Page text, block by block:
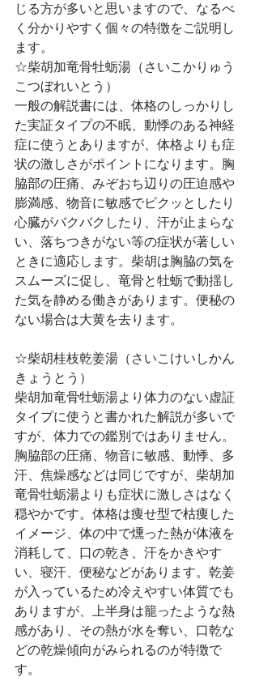
じる方が多いと思いますので、なるべ
く分かりやすく個々の特徴をご説明し
ます。
☆柴胡加竜骨牡蛎湯（さいこかりゅう
こつぼれいとう）
一般の解説書には、体格のしっかりし
た実証タイプの不眠、動悸のある神経
症に使うとありますが、体格よりも症
状の激しさがポイントになります。胸
脇部の圧痛、みぞおち辺りの圧迫感や
膨満感、物音に敏感でビクッとしたり
心臓がバクバクしたり、汗が止まらな
い、落ちつきがない等の症状が著しい
ときに適応します。柴胡は胸脇の気を
スムーズに促し、竜骨と牡蛎で動揺し
た気を静める働きがあります。便秘の
ない場合は大黄を去ります。
☆柴胡桂枝乾姜湯（さいこけいしかん
きょうとう）
柴胡加竜骨牡蛎湯より体力のない虚証
タイプに使うと書かれた解説が多いで
すが、体力での鑑別ではありません。
胸脇部の圧痛、物音に敏感、動悸、多
汗、焦燥感などは同じですが、柴胡加
竜骨牡蛎湯よりも症状に激しさはなく
穏やかです。体格は痩せ型で枯痩した
イメージ、体の中で燻った熱が体液を
消耗して、口の乾き、汗をかきやす
い、寝汗、便秘などがあります。乾姜
が入っているため冷えやすい体質でも
ありますが、上半身は籠ったような熱
感があり、その熱が水を奪い、口乾な
どの乾燥傾向がみられるのが特徴で
す。